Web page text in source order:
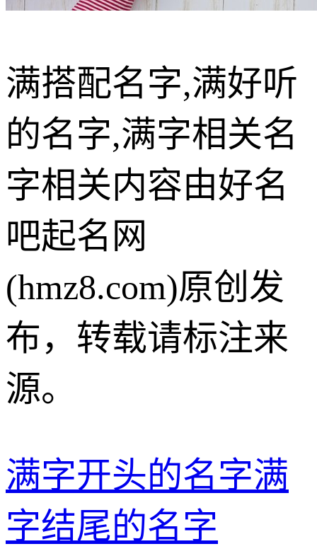
满搭配名字,满好听
的名字,满字相关名
字相关内容由好名
吧起名网
(hmz8.com)原创发
布，转载请标注来
源。
满字开头的名字满
字结尾的名字